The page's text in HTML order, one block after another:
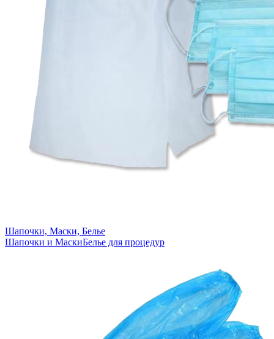
Шапочки, Маски, Белье
Шапочки и МаскиБелье для процедур